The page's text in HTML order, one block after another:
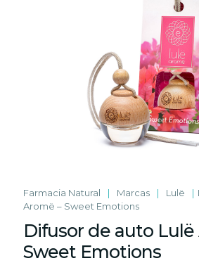
Farmacia Natural | Marcas | Lulë |
Aromë – Sweet Emotions
Difusor de auto Lulë
Sweet Emotions